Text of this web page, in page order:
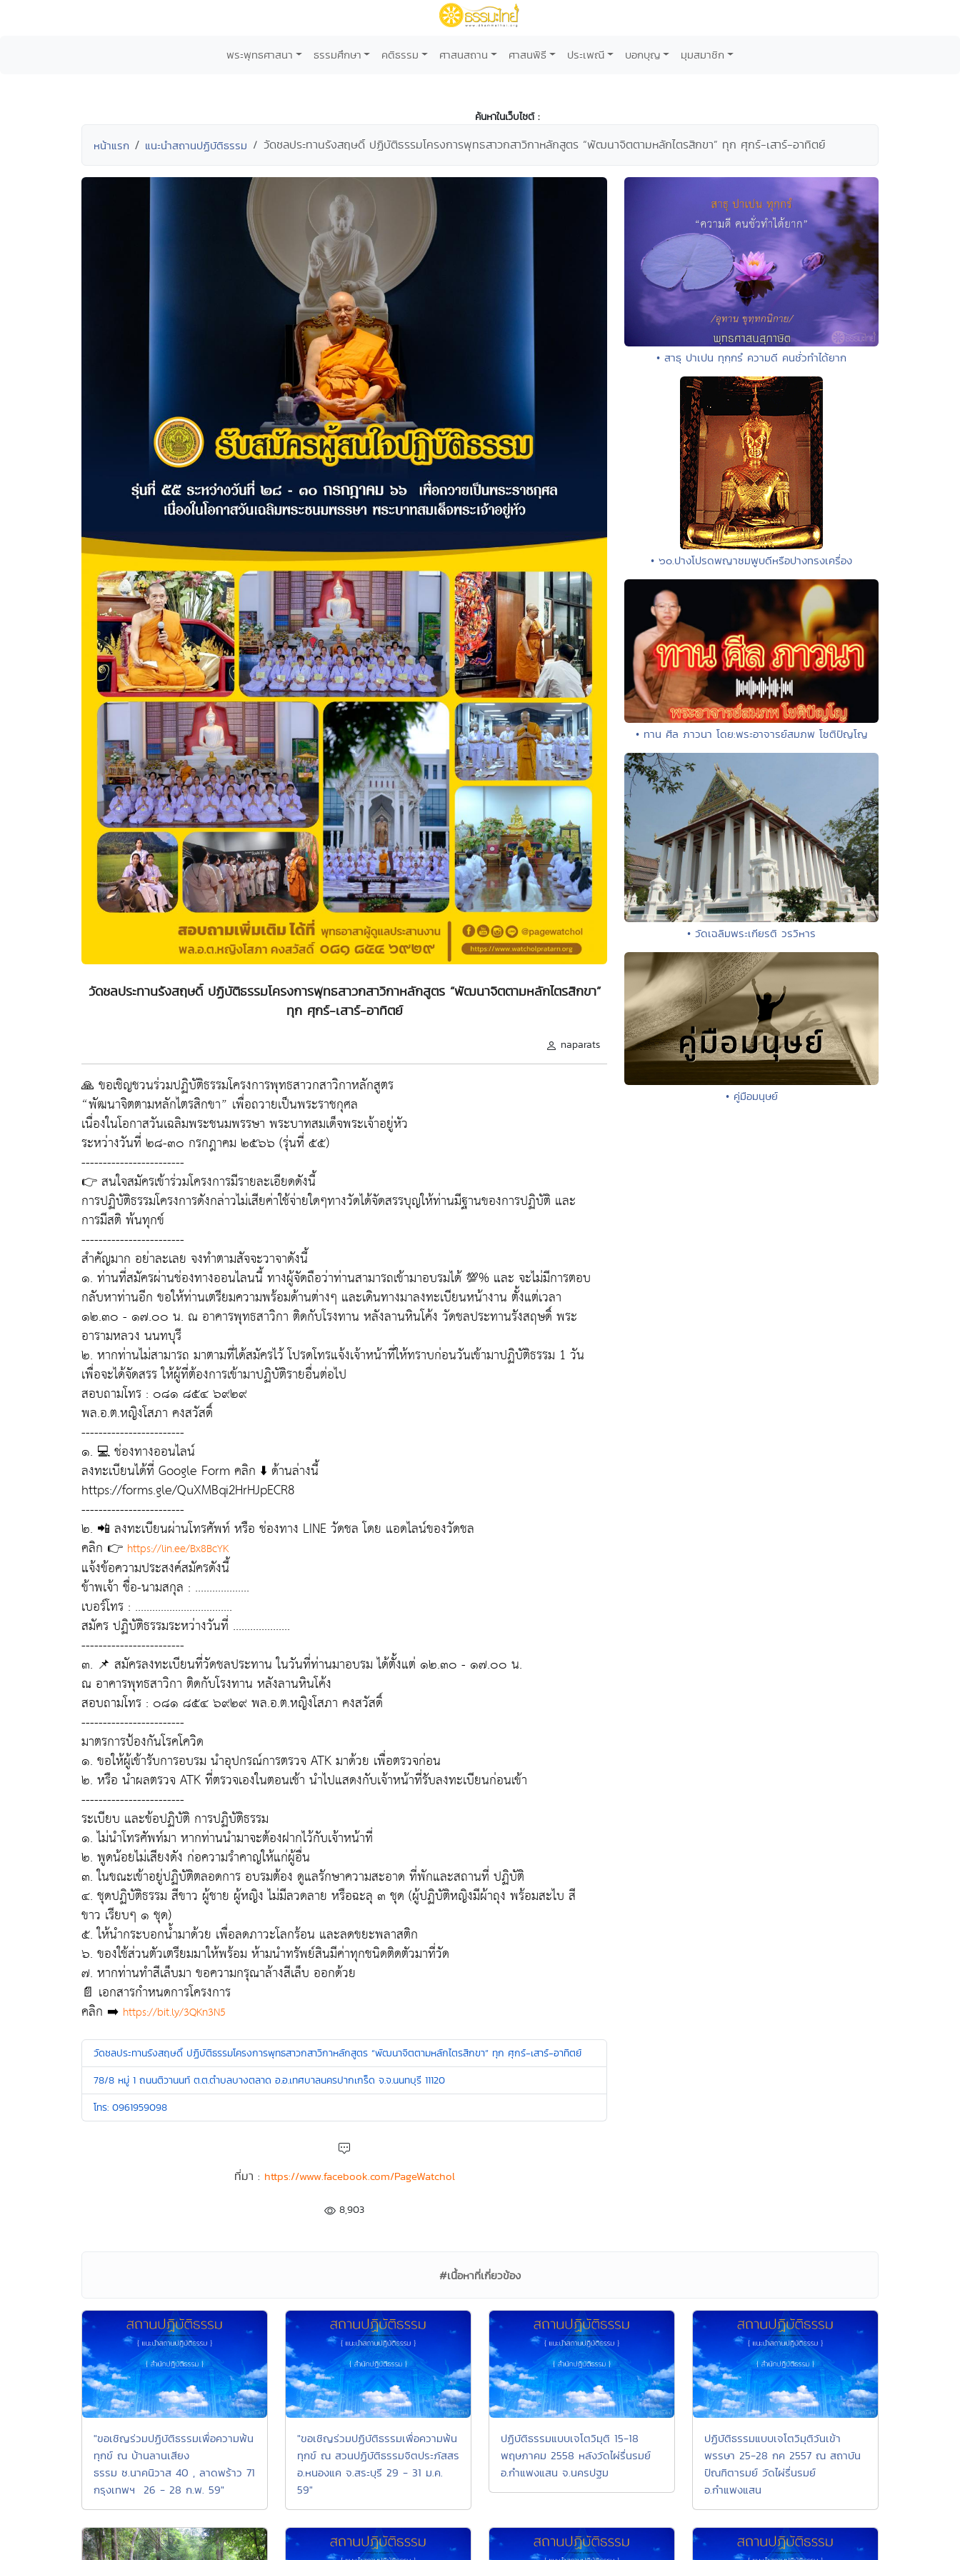
พระพุทธศาสนา ธรรมศึกษา คติธรรม ศาสนสถาน ศาสนพิธี ประเพณี บอกบุญ มุมสมาชิก
ค้นหาในเว็บไซต์ :
หน้าแรก แนะนำสถานปฏิบัติธรรม วัดชลประทานรังสฤษดิ์ ปฏิบัติธรรมโครงการพุทธสาวกสาวิกาหลักสูตร “พัฒนาจิตตามหลักไตรสิกขา” ทุก ศุกร์-เสาร์-อาทิตย์
วัดชลประทานรังสฤษดิ์ ปฏิบัติธรรมโครงการพุทธสาวกสาวิกาหลักสูตร “พัฒนาจิตตามหลักไตรสิกขา”
ทุก ศุกร์-เสาร์-อาทิตย์
naparats
🙏 ขอเชิญชวนร่วมปฏิบัติธรรมโครงการพุทธสาวกสาวิกาหลักสูตร
“พัฒนาจิตตามหลักไตรสิกขา” เพื่อถวายเป็นพระราชกุศล
เนื่องในโอกาสวันเฉลิมพระชนมพรรษา พระบาทสมเด็จพระเจ้าอยู่หัว
ระหว่างวันที่ ๒๘-๓๐ กรกฎาคม ๒๕๖๖ (รุ่นที่ ๕๕)
------------------------
👉 สนใจสมัครเข้าร่วมโครงการมีรายละเอียดดังนี้
การปฏิบัติธรรมโครงการดังกล่าวไม่เสียค่าใช้จ่ายใดๆทางวัดได้จัดสรรบุญให้ท่านมีฐานของการปฏิบัติ และ
การมีสติ พ้นทุกข์
------------------------
สำคัญมาก อย่าละเลย จงทำตามสัจจะวาจาดังนี้
๑. ท่านที่สมัครผ่านช่องทางออนไลนนี้ ทางผู้จัดถือว่าท่านสามารถเข้ามาอบรมได้ 💯% และ จะไม่มีการตอบ
กลับหาท่านอีก ขอให้ท่านเตรียมความพร้อมด้านต่างๆ และเดินทางมาลงทะเบียนหน้างาน ตั้งแต่เวลา
๑๒.๓๐ - ๑๗.๐๐ น. ณ อาคารพุทธสาวิกา ติดกับโรงทาน หลังลานหินโค้ง วัดชลประทานรังสฤษดิ์ พระ
อารามหลวง นนทบุรี
๒. หากท่านไม่สามารถ มาตามที่ได้สมัครไว้ โปรดโทรแจ้งเจ้าหน้าที่ให้ทราบก่อนวันเข้ามาปฏิบัติธรรม 1 วัน
เพื่อจะได้จัดสรร ให้ผู้ที่ต้องการเข้ามาปฏิบัติรายอื่นต่อไป
สอบถามโทร : ๐๘๑ ๘๕๔ ๖๙๒๙
พล.อ.ต.หญิงโสภา คงสวัสดิ์
------------------------
๑. 💻 ช่องทางออนไลน์
ลงทะเบียนได้ที่ Google Form คลิก ⬇️ ด้านล่างนี้
https://forms.gle/QuXMBqi2HrHJpECR8
------------------------
๒. 📲 ลงทะเบียนผ่านโทรศัพท์ หรือ ช่องทาง LINE วัดชล โดย แอดไลน์ของวัดชล
คลิก 👉 https://lin.ee/Bx8BcYK
แจ้งข้อความประสงค์สมัครดังนี้
ข้าพเจ้า ชื่อ-นามสกุล : ...................
เบอร์โทร : ..................................
สมัคร ปฏิบัติธรรมระหว่างวันที่ ....................
------------------------
๓. 📌 สมัครลงทะเบียนที่วัดชลประทาน ในวันที่ท่านมาอบรม ได้ตั้งแต่ ๑๒.๓๐ - ๑๗.๐๐ น.
ณ อาคารพุทธสาวิกา ติดกับโรงทาน หลังลานหินโค้ง
สอบถามโทร : ๐๘๑ ๘๕๔ ๖๙๒๙ พล.อ.ต.หญิงโสภา คงสวัสดิ์
------------------------
มาตรการป้องกันโรคโควิด
๑. ขอให้ผู้เข้ารับการอบรม นำอุปกรณ์การตรวจ ATK มาด้วย เพื่อตรวจก่อน
๒. หรือ นำผลตรวจ ATK ที่ตรวจเองในตอนเช้า นำไปแสดงกับเจ้าหน้าที่รับลงทะเบียนก่อนเข้า
------------------------
ระเบียบ และข้อปฏิบัติ การปฏิบัติธรรม
๑. ไม่นำโทรศัพท์มา หากท่านนำมาจะต้องฝากไว้กับเจ้าหน้าที่
๒. พูดน้อยไม่เสียงดัง ก่อความรำคาญให้แก่ผู้อื่น
๓. ในขณะเข้าอยู่ปฏิบัติตลอดการ อบรมต้อง ดูแลรักษาความสะอาด ที่พักและสถานที่ ปฏิบัติ
๔. ชุดปฏิบัติธรรม สีขาว ผู้ชาย ผู้หญิง ไม่มีลวดลาย หรือฉะลุ ๓ ชุด (ผู้ปฏิบัติหญิงมีผ้าถุง พร้อมสะไบ สี
ขาว เรียบๆ ๑ ชุด)
๕. ให้นำกระบอกน้ำมาด้วย เพื่อลดภาวะโลกร้อน และลดขยะพลาสติก
๖. ของใช้ส่วนตัวเตรียมมาให้พร้อม ห้ามนำทรัพย์สินมีค่าทุกชนิดติดตัวมาที่วัด
๗. หากท่านทำสีเล็บมา ขอความกรุณาล้างสีเล็บ ออกด้วย
📄 เอกสารกำหนดการโครงการ
คลิก ➡️ https://bit.ly/3QKn3N5
วัดชลประทานรังสฤษดิ์ ปฏิบัติธรรมโครงการพุทธสาวกสาวิกาหลักสูตร “พัฒนาจิตตามหลักไตรสิกขา” ทุก ศุกร์-เสาร์-อาทิตย์
78/8 หมู่ 1 ถนนติวานนท์ ต.ต.ตำบลบางตลาด อ.อ.เทศบาลนครปากเกร็ด จ.จ.นนทบุรี 11120
โทร: 0961959098
ที่มา : https://www.facebook.com/PageWatchol
8,903
• สาธุ ปาเปน ทุกฺกรํ ความดี คนชั่วทำได้ยาก
• ๖๐.ปางโปรดพญาชมพูบดีหรือปางทรงเครื่อง
• ทาน ศีล ภาวนา โดย:พระอาจารย์สมภพ โชติปัญโญ
• วัดเฉลิมพระเกียรติ วรวิหาร
• คู่มือมนุษย์
#เนื้อหาที่เกี่ยวข้อง
"ขอเชิญร่วมปฏิบัติธรรมเพื่อความพ้น
ทุกข์ ณ บ้านลานเสียง
ธรรม ซ.นาคนิวาส 40 , ลาดพร้าว 71
กรุงเทพฯ 26 - 28 ก.พ. 59"
"ขอเชิญร่วมปฏิบัติธรรมเพื่อความพ้น
ทุกข์ ณ สวนปฏิบัติธรรมจิตประภัสสร
อ.หนองแค จ.สระบุรี 29 - 31 ม.ค.
59"
ปฏิบัติธรรมแบบเจโตวิมุติ 15-18
พฤษภาคม 2558 หลังวัดไผ่รื่นรมย์
อ.กำแพงแสน จ.นครปฐม
ปฏิบัติธรรมแบบเจโตวิมุติวันเข้า
พรรษา 25-28 กค 2557 ณ สถาบัน
ปัณฑิตารมย์ วัดไผ่รื่นรมย์
อ.กำแพงแสน